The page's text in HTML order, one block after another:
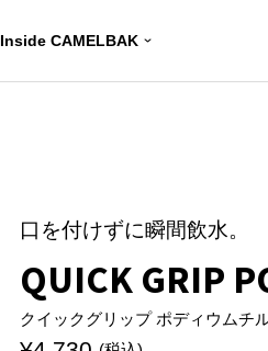
Inside CAMELBAK
口を付けずに瞬間飲水。
QUICK GRIP
クイックグリップ ポディウムチ